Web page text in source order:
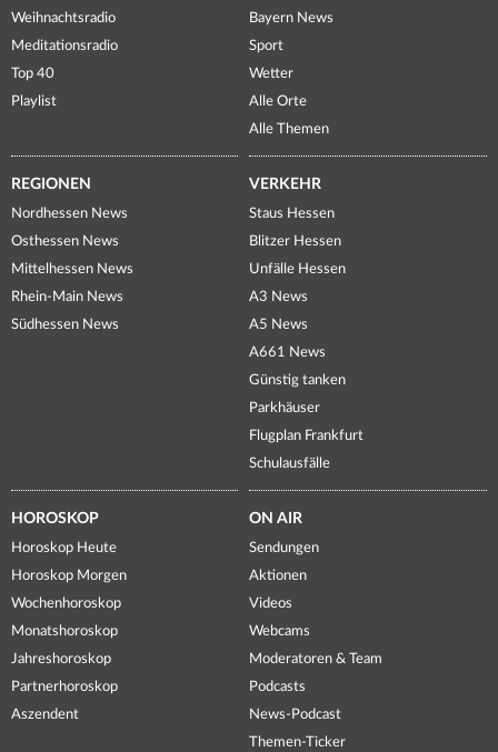
Weihnachtsradio
Meditationsradio
Top 40
Playlist
Bayern News
Sport
Wetter
Alle Orte
Alle Themen
REGIONEN
Nordhessen News
Osthessen News
Mittelhessen News
Rhein-Main News
Südhessen News
VERKEHR
Staus Hessen
Blitzer Hessen
Unfälle Hessen
A3 News
A5 News
A661 News
Günstig tanken
Parkhäuser
Flugplan Frankfurt
Schulausfälle
HOROSKOP
Horoskop Heute
Horoskop Morgen
Wochenhoroskop
Monatshoroskop
Jahreshoroskop
Partnerhoroskop
Aszendent
ON AIR
Sendungen
Aktionen
Videos
Webcams
Moderatoren & Team
Podcasts
News-Podcast
Themen-Ticker